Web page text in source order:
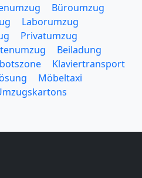
Büroumzug
Laborumzug
Privatumzug
Beiladung
Klaviertransport
Möbeltaxi